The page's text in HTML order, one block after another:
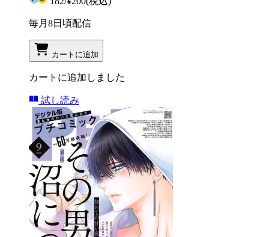
毎月8日頃配信
カートに追加
カートに追加しました
試し読み